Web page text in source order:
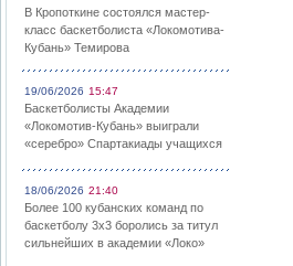
В Кропоткине состоялся мастер-
класс баскетболиста «Локомотива-
Кубань» Темирова
19/06/2026 15:47
Баскетболисты Академии
«Локомотив-Кубань» выиграли
«серебро» Спартакиады учащихся
18/06/2026 21:40
Более 100 кубанских команд по
баскетболу 3х3 боролись за титул
сильнейших в академии «Локо»